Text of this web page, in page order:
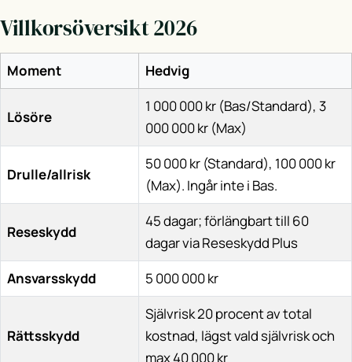
Villkorsöversikt 2026
Moment Hedvig
Lösöre
1 000 000 kr (Bas/Standard), 3
000 000 kr (Max)
Drulle/allrisk
50 000 kr (Standard), 100 000 kr
(Max). Ingår inte i Bas.
Reseskydd
45 dagar; förlängbart till 60
dagar via Reseskydd Plus
Ansvarsskydd
5 000 000 kr
Rättsskydd
Självrisk 20 procent av total
kostnad, lägst vald självrisk och
max 40 000 kr